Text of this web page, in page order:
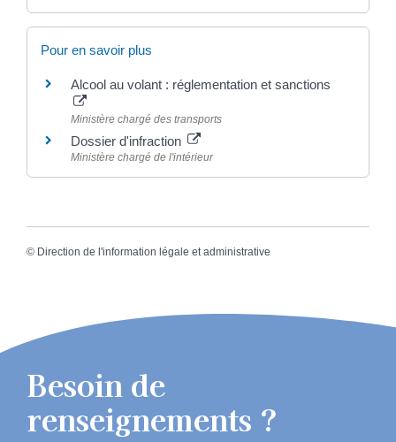
Pour en savoir plus
Alcool au volant : réglementation et sanctions
Ministère chargé des transports
Dossier d'infraction
Ministère chargé de l'intérieur
© Direction de l'information légale et administrative
Besoin de
renseignements ?